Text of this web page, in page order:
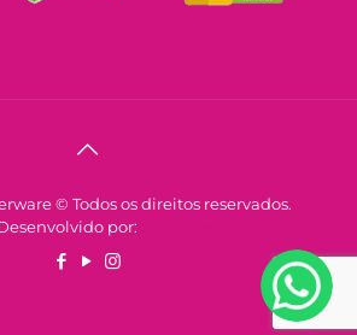
© Todos os direitos reservados.
por: